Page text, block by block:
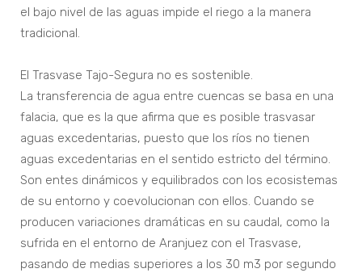
el bajo nivel de las aguas impide el riego a la manera
tradicional.
El Trasvase Tajo-Segura no es sostenible.
La transferencia de agua entre cuencas se basa en una
falacia, que es la que afirma que es posible trasvasar
aguas excedentarias, puesto que los ríos no tienen
aguas excedentarias en el sentido estricto del término.
Son entes dinámicos y equilibrados con los ecosistemas
de su entorno y coevolucionan con ellos. Cuando se
producen variaciones dramáticas en su caudal, como la
sufrida en el entorno de Aranjuez con el Trasvase,
pasando de medias superiores a los 30 m3 por segundo